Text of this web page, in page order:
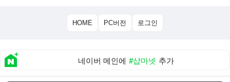
HOME PC버전 로그인
네이버 메인에 #샵마넷 추가